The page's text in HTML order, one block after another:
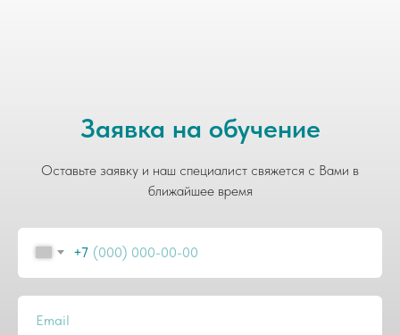
Заявка на обучение
Оставьте заявку и наш специалист свяжется с Вами в
ближайшее время
+7
Email